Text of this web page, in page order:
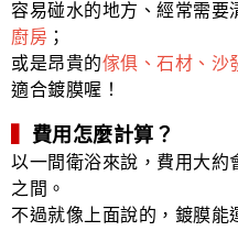
容易碰水的地方、經常需要
廚房 ；
或是昂貴的傢俱、石材、沙
適合鍍膜喔！
費用怎麼計算？
以一間衛浴來說，費用大約
之間。
不過就像上面說的，鍍膜能